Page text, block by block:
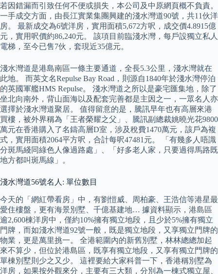
若因錯漏而引致任何不便或損失，本公司及中原網頁概不負責。
一手成交方面，由長江實業集團興建的淺水灣道90號，共11伙洋
房。 最新成交為6號洋房，實用面積5,672方呎，成交價4.8915億
元，實用呎價約86,240元。 該項目前臨淺水灣，每戶設獨立私人
電梯，至今已售7伙，套現近35億元。
淺水灣道是港島南區一條主要通道，全長5.3公里，淺水灣就在
此地。 而英文名Repulse Bay Road，則源自1840年於淺水灣停泊
的英國軍艦HMS Repulse。 淺水灣道之所以是豪宅匯集地，除了
坐北向南外，背山面海以及配套完善都是主因之一，一眾名人亦
選擇於淺水灣道聚居。 值得留意的是，騰訊早年也有高層來港
買樓，被外界稱為「王者榮耀之父」、騰訊副總裁姚曉光花9800
萬元在香港購入了名鑄高層D室，涉及稅費1470萬元，該戶為複
式，實用面積2064平方呎，合計每呎47481元。 「有幾多人唔識
分斑馬綫同綠色人像過路處」、「好多老人家，只要過得馬路既
地方都叫斑馬線」。
淺水灣道56號名人: 單位數目
今天的「網紅帶看房」中，有劉愷威、周柏豪、王浩信等港星最
愛住樓盤，更有海景別墅、千億基建地… 據資料顯示，港島區
逾2,600棟洋房中，僅約10%擁有獨立地段，且少於5%擁有獨立
門牌，而如淺水灣道92號一般，既是獨立地段，又享獨立門牌的
物業，更是萬里挑一。 全港範圍內的新舊別墅，林林總總加起
來不算少，但位於港島區，既享有獨立地段，又享有獨立門牌的
單棟別墅則少之又少。 這裡要給大家科普一下，香港稱別墅為
洋房，如果按外觀來分，主要有三大類，分別為一棟式獨立屋、